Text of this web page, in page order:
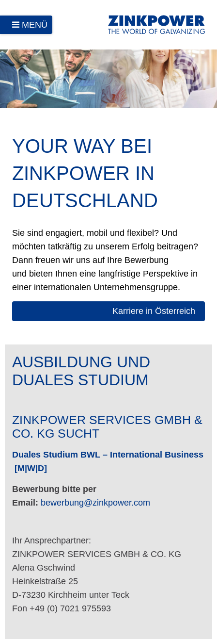
MENÜ
YOUR WAY BEI
ZINKPOWER IN
DEUTSCHLAND
Sie sind engagiert, mobil und flexibel? Und
möchten tatkräftig zu unserem Erfolg beitragen?
Dann freuen wir uns auf Ihre Bewerbung
und bieten Ihnen eine langfristige Perspektive in
einer internationalen Unternehmensgruppe.
Karriere in Österreich
AUSBILDUNG UND
DUALES STUDIUM
ZINKPOWER SERVICES GMBH &
CO. KG SUCHT
Duales Studium BWL – International Business
[M|W|D]
Bewerbung bitte per
Email: bewerbung@zinkpower.com
Ihr Ansprechpartner:
ZINKPOWER SERVICES GMBH & CO. KG
Alena Gschwind
Heinkelstraße 25
D-73230 Kirchheim unter Teck
Fon +49 (0) 7021 975593